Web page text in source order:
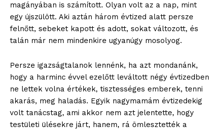
magányában is számított. Olyan volt az a nap, mint
egy újszülött. Aki aztán három évtized alatt persze
felnőtt, sebeket kapott és adott, sokat változott, és
talán már nem mindenkire ugyanúgy mosolyog.
Persze igazságtalanok lennénk, ha azt mondanánk,
hogy a harminc évvel ezelőtt leváltott négy évtizedben
ne lettek volna értékek, tisztességes emberek, tenni
akarás, meg haladás. Egyik nagymamám évtizedekig
volt tanácstag, ami akkor nem azt jelentette, hogy
testületi ülésekre járt, hanem, rá ömlesztették a